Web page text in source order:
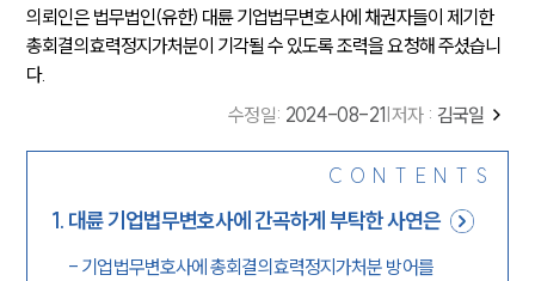
의뢰인은 법무법인(유한) 대륜 기업법무변호사에 채권자들이 제기한
총회결의효력정지가처분이 기각될 수 있도록 조력을 요청해 주셨습니
다.
수정일: 2024-08-21 저자 : 김국일
CONTENTS
1. 대륜 기업법무변호사에 간곡하게 부탁한 사연은
- 기업법무변호사에 총회결의효력정지가처분 방어를